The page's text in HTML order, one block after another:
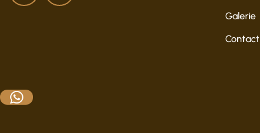
Galerie
Contact